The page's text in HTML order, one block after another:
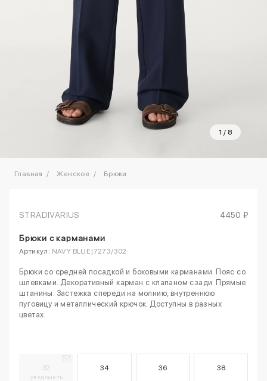
1 / 8
Главная Женское Брюки
STRADIVARIUS 4450 ₽
Брюки с карманами
Артикул: NAVY BLUE|7273/302
Брюки со средней посадкой и боковыми карманами. Пояс со
шлевками. Декоративный карман с клапаном сзади. Прямые
штанины. Застежка спереди на молнию, внутреннюю
пуговицу и металлический крючок. Доступны в разных
цветах.
32
уведомить
34 36 38